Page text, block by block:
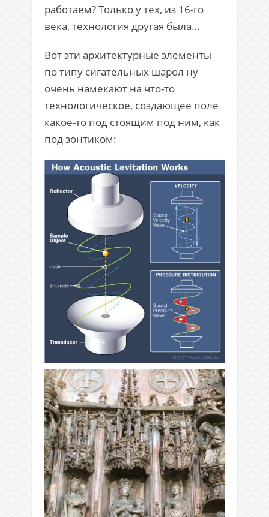
работаем? Только у тех, из 16-го
века, технология другая была…
Вот эти архитектурные элементы
по типу сигательных шарол ну
очень намекают на что-то
технологическое, создающее поле
какое-то под стоящим под ним, как
под зонтиком: